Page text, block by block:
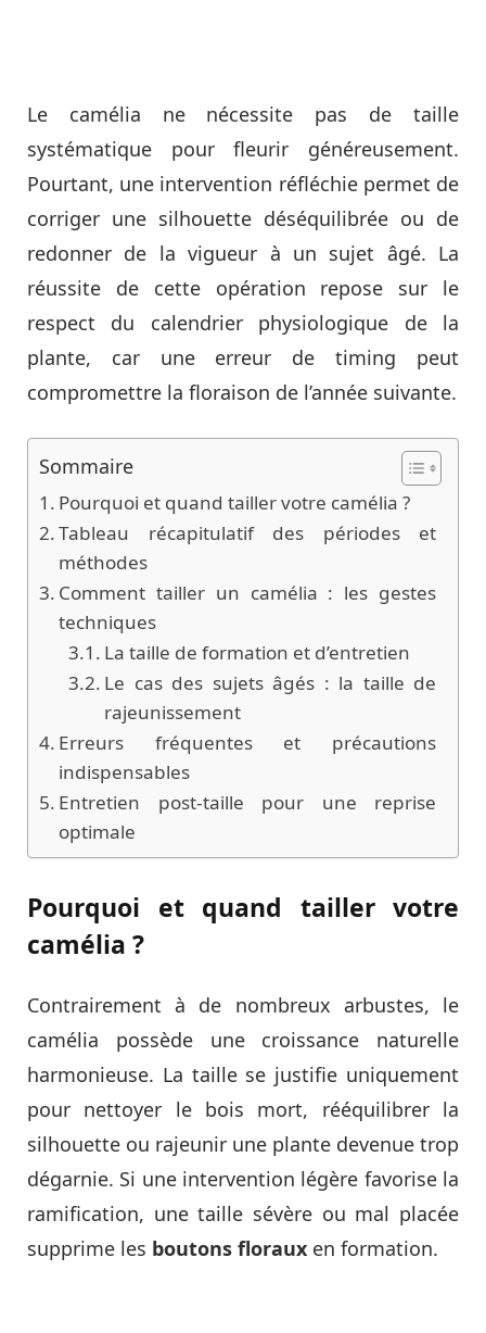
Le camélia ne nécessite pas de taille
systématique pour fleurir généreusement.
Pourtant, une intervention réfléchie permet de
corriger une silhouette déséquilibrée ou de
redonner de la vigueur à un sujet âgé. La
réussite de cette opération repose sur le
respect du calendrier physiologique de la
plante, car une erreur de timing peut
compromettre la floraison de l’année suivante.
Sommaire
Pourquoi et quand tailler votre camélia ?
Tableau récapitulatif des périodes et
méthodes
Comment tailler un camélia : les gestes
techniques
La taille de formation et d’entretien
Le cas des sujets âgés : la taille de
rajeunissement
Erreurs fréquentes et précautions
indispensables
Entretien post-taille pour une reprise
optimale
Pourquoi et quand tailler votre
camélia ?
Contrairement à de nombreux arbustes, le
camélia possède une croissance naturelle
harmonieuse. La taille se justifie uniquement
pour nettoyer le bois mort, rééquilibrer la
silhouette ou rajeunir une plante devenue trop
dégarnie. Si une intervention légère favorise la
ramification, une taille sévère ou mal placée
supprime les boutons floraux en formation.